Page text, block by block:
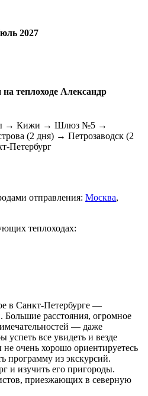
2027
теплоходе Александр
→ Кижи → Шлюз №5 →
(2 дня) → Петрозаводск (2
Петербург
отправления: Москва,
теплоходах:
в Санкт-Петербурге —
Большие расстояния, огромное
— даже
успеть все увидеть и везде
очень хорошо ориентируетесь
программу из экскурсий.
и изучить его пригороды.
приезжающих в северную